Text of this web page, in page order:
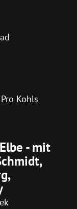
Kohls
- mit